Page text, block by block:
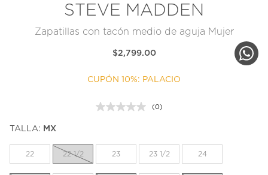
STEVE MADDEN
Zapatillas con tacón medio de aguja Mujer
$2,799.00
CUPÓN 10%: PALACIO
Sin
la
misma
(0)
TALLA: MX
22 22 1/2 23 23 1/2 24